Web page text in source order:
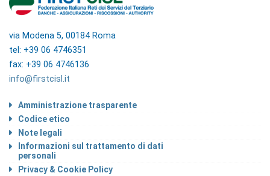
via Modena 5, 00184 Roma
tel: +39 06 4746351
fax: +39 06 4746136
info@firstcisl.it
Amministrazione trasparente
Codice etico
Note legali
Informazioni sul trattamento di dati
personali
Privacy & Cookie Policy